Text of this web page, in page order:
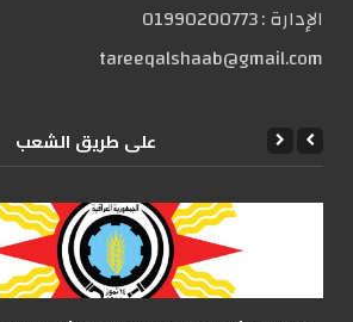
الإدارة :01990200773
tareeqalshaab@gmail.com
علی طریق الشعب